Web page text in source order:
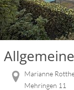
Marianne
Mehringen 11